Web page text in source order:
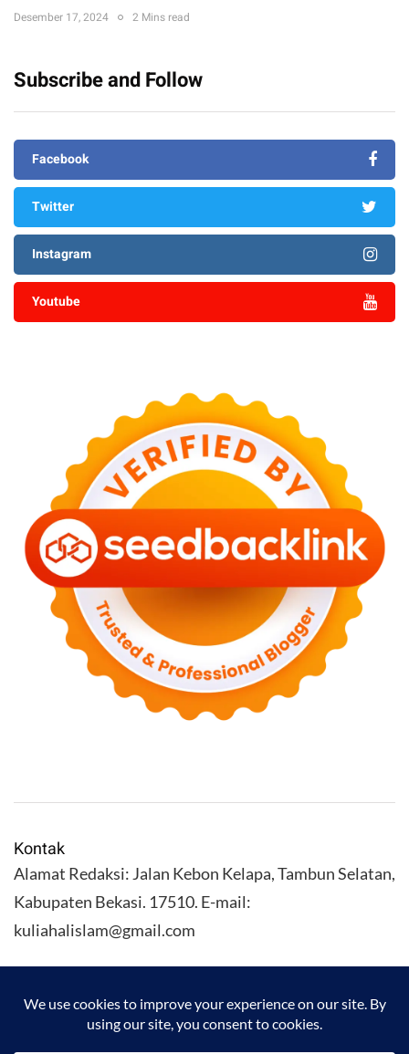
Desember 17, 2024 2 Mins read
Subscribe and Follow
Facebook
Twitter
Instagram
Youtube
Kontak
Alamat Redaksi: Jalan Kebon Kelapa, Tambun Selatan,
Kabupaten Bekasi. 17510. E-mail:
kuliahalislam@gmail.com